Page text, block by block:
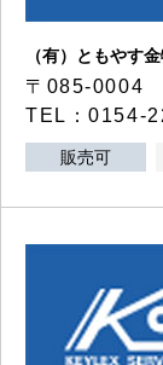
（有）ともやす
〒085-0004
TEL：0154-
販売可